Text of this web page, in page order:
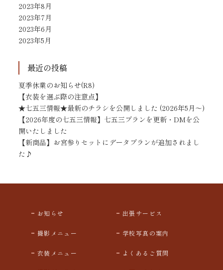
2023年8月
2023年7月
2023年6月
2023年5月
最近の投稿
夏季休業のお知らせ(R8)
【衣装を選ぶ際の注意点】
★七五三情報★最新のチラシを公開しました (2026年5月～)
【2026年度の七五三情報】七五三プランを更新・DMを公
開いたしました
【新商品】お宮参りセットにデータプランが追加されまし
た♪
お知らせ 出張サービス
撮影メニュー 学校写真の案内
衣装メニュー よくあるご質問